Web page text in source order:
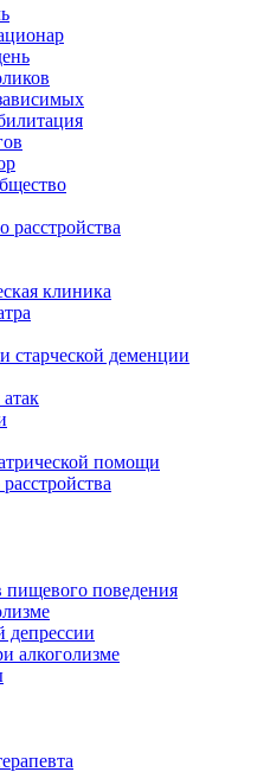
расстройства
клиника
старческой деменции
помощи
пищевого поведения
депрессии
алкоголизме